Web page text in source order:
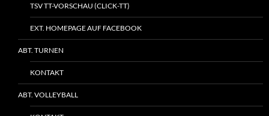
TSV TT-VORSCHAU (CLICK-TT)
EXT. HOMEPAGE AUF FACEBOOK
ABT. TURNEN
KONTAKT
ABT. VOLLEYBALL